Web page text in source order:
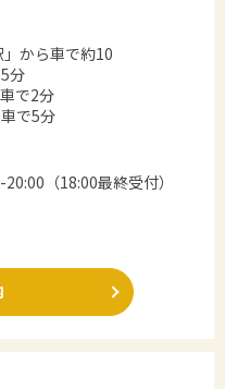
から車で約10
分
で2分
で5分
（18:00最終受付）